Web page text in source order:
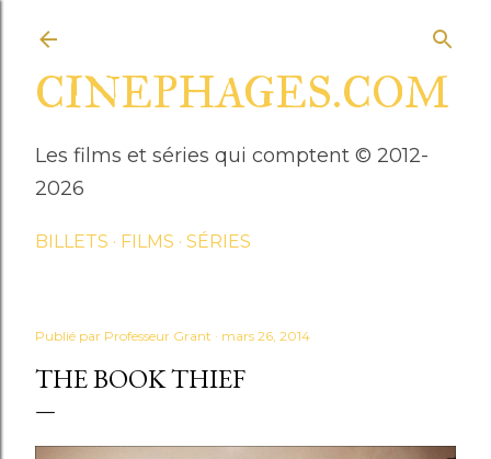
CINEPHAGES.COM
Les films et séries qui comptent © 2012-
2026
BILLETS FILMS SÉRIES
Publié par Professeur Grant mars 26, 2014
THE BOOK THIEF